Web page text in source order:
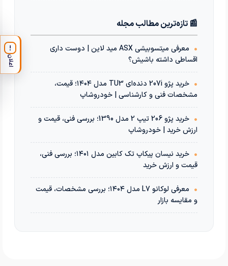
📰 تازه‌ترین مطالب مجله
•
معرفی میتسوبیشی ASX مید لاین | دوست داری
اقساطی داشته باشیش؟
•
خرید پژو 207i دنده‌ای TU3 مدل ۱۴۰۴؛ قیمت،
مشخصات فنی و کارشناسی | خودروشاپ
•
خرید پژو 206 تیپ 2 مدل 1390؛ بررسی فنی، قیمت و
ارزش خرید | خودروشاپ
•
خرید نیسان پیکاپ تک کابین مدل ۱۴۰۱؛ بررسی فنی،
قیمت و ارزش خرید
•
معرفی لوکانو L7 مدل ۱۴۰۴؛ بررسی مشخصات، قیمت
و مقایسه بازار
!
اعلان